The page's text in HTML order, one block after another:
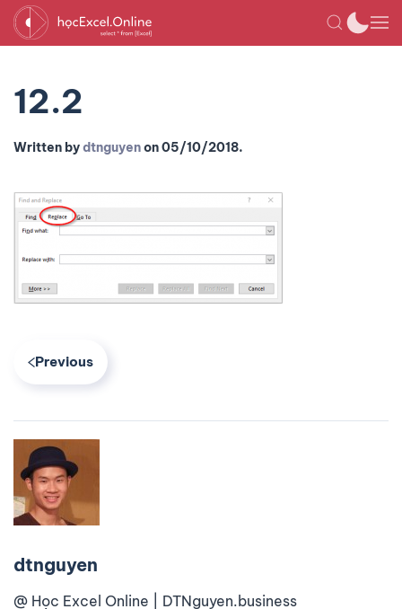
12.2
Written bydtnguyenon05/10/2018.
Previous
dtnguyen
@ Học Excel Online | DTNguyen.business